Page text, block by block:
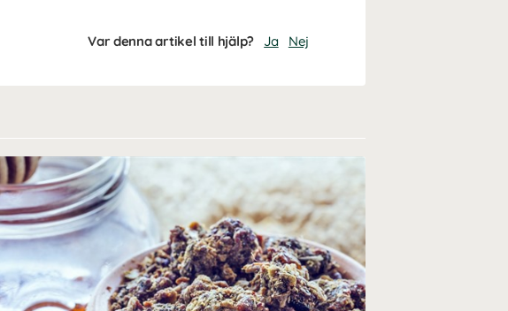
Var denna artikel till hjälp? Ja Nej